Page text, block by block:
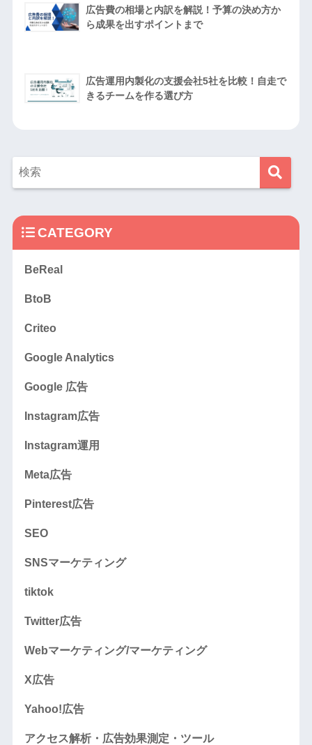
広告費の相場と内訳を解説！予算の決め方か
ら成果を出すポイントまで
広告運用内製化の支援会社5社を比較！自走で
きるチームを作る選び方
CATEGORY
BeReal
BtoB
Criteo
Google Analytics
Google 広告
Instagram広告
Instagram運用
Meta広告
Pinterest広告
SEO
SNSマーケティング
tiktok
Twitter広告
Webマーケティング/マーケティング
X広告
Yahoo!広告
アクセス解析・広告効果測定・ツール